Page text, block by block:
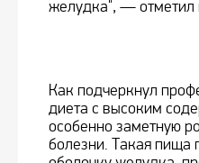
желудка", — отметил
Как подчеркнул
диета с высоким
особенно заметную
болезни. Такая пища